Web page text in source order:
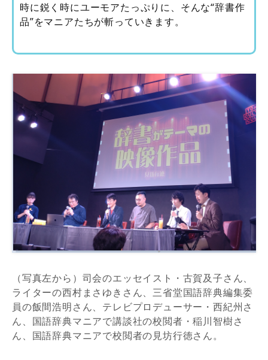
時に鋭く時にユーモアたっぷりに、そんな“辞書作
品”をマニアたちが斬っていきます。
（写真左から）司会のエッセイスト・古賀及子さん、
ライターの西村まさゆきさん、三省堂国語辞典編集委
員の飯間浩明さん、テレビプロデューサー・西紀州さ
ん、国語辞典マニアで講談社の校閲者・稲川智樹さ
ん、国語辞典マニアで校閲者の見坊行徳さん。